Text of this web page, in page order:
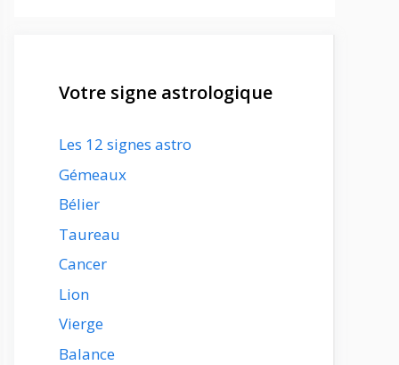
Votre signe astrologique
Les 12 signes astro
Gémeaux
Bélier
Taureau
Cancer
Lion
Vierge
Balance